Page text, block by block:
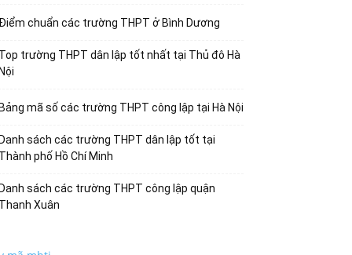
Điểm chuẩn các trường THPT ở Bình Dương
Top trường THPT dân lập tốt nhất tại Thủ đô Hà
Nội
Bảng mã số các trường THPT công lập tại Hà Nội
Danh sách các trường THPT dân lập tốt tại
Thành phố Hồ Chí Minh
Danh sách các trường THPT công lập quận
Thanh Xuân